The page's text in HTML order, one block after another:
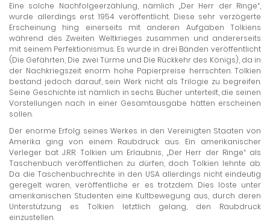
Eine solche Nachfolgeerzählung, nämlich „Der Herr der Ringe“,
wurde allerdings erst 1954 veröffentlicht. Diese sehr verzögerte
Erscheinung hing einerseits mit anderen Aufgaben Tolkiens
während des Zweiten Weltkrieges zusammen und andererseits
mit seinem Perfektionismus. Es wurde in drei Bänden veröffentlicht
(Die Gefährten, Die zwei Türme und Die Rückkehr des Königs), da in
der Nachkriegszeit enorm hohe Papierpreise herrschten. Tolkien
bestand jedoch darauf, sein Werk nicht als Trilogie zu begreifen.
Seine Geschichte ist nämlich in sechs Bücher unterteilt, die seinen
Vorstellungen nach in einer Gesamtausgabe hätten erscheinen
sollen.
Der enorme Erfolg seines Werkes in den Vereinigten Staaten von
Amerika ging von einem Raubdruck aus. Ein amerikanischer
Verleger bat J.R.R. Tolkien um Erlaubnis, „Der Herr der Ringe“ als
Taschenbuch veröffentlichen zu dürfen, doch Tolkien lehnte ab.
Da die Taschenbuchrechte in den USA allerdings nicht eindeutig
geregelt waren, veröffentliche er es trotzdem. Dies löste unter
amerikanischen Studenten eine Kultbewegung aus, durch deren
Unterstützung es Tolkien letztlich gelang, den Raubdruck
einzustellen.